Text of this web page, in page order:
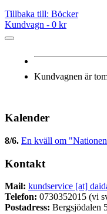
Tillbaka till: Böcker
Kundvagn - 0 kr
Kundvagnen är
Kalender
8/6. En kväll om
Kontakt
Mail: kundservice [at]
Telefon: 0730352015 (vi
Postadress: Bergsjödalen